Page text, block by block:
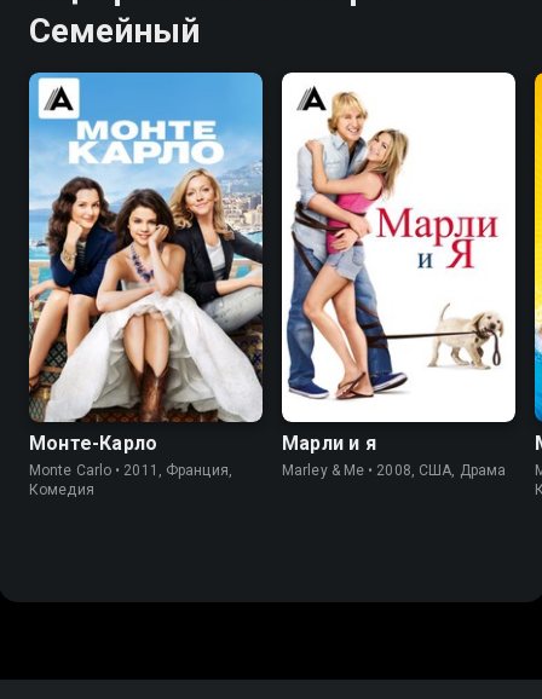
Семейный
6.6 5.8
Монте-Карло
Monte Carlo • 2011, Франция,
Комедия
7.8 7.0
Марли и я
Marley & Me • 2008, США, Драма